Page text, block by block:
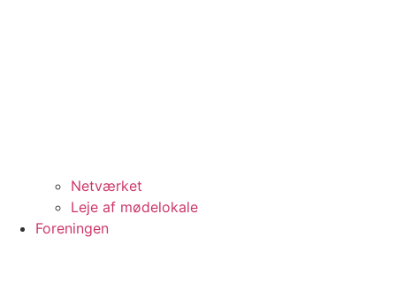
Netværket
Leje af mødelokale
Foreningen